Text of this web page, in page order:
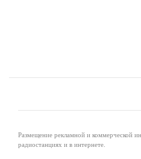
Размещение рекламной и коммерческой
радиостанциях и в интернете.